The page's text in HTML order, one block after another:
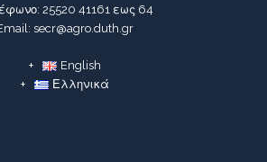
25520 41161 εως 64
secr@agro.duth.gr
English
Ελληνικά